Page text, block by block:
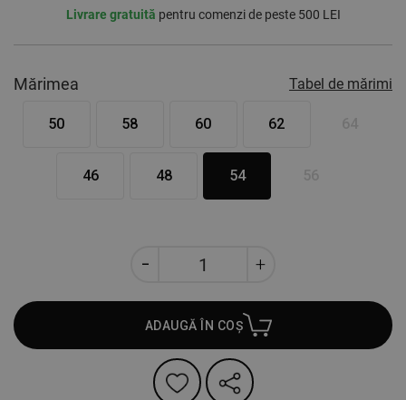
Livrare gratuită pentru comenzi de peste 500 LEI
Mărimea Tabel de mărimi
50 58 60 62
46 48 54
ADAUGĂ ÎN COȘ